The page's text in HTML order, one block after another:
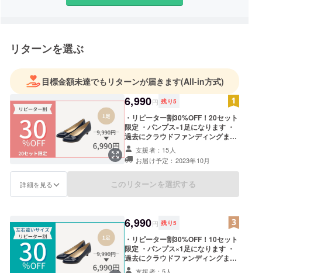
リターンを選ぶ
目標金額未達でもリターンが届きます(All-in方式)
6,990円 残り5
・リピーター割30%OFF！20セット
限定 ・パンプス×1足になります ・
過去にクラウドファンディングまた
は店舗イベント、ECサイトでAn
idealを購入したことがある方が対象
となります ・備考欄に必ずクラウド
ファンディングまたはECサイトで
ご購入の場合は「支援IDまたは注文
ださい ・ヒール高は1.5㎝、3㎝、5
㎝からお選びいただけます ・幅はス
リム幅（A～Cワイズ相当）、ノー
マル幅（D～Eワイズ相当）、ワイ
ド幅（2E~Fワイズ相当）の3幅より
お選びいただけます ・サイズは19.5
支援者：15人
お届け予定：2023年10月
詳細を見る このリターンを選択する
6,990円 残り5
・リピーター割30%OFF！10セット
限定 ・パンプス×1足になります ・
過去にクラウドファンディングまた
は店舗イベント、ECサイトでAn